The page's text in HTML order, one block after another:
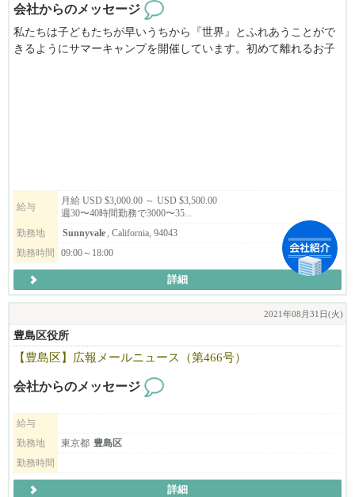
会社からのメッセージ
私たちは子どもたちが早いうちから『世界』とふれあうことがで
きるようにサマーキャンプを開催しています。初めて離れるお子
給与
月給 USD $3,000.00 ～ USD $3,500.00
週30〜40時間勤務で3000〜35...
勤務地
Sunnyvale, California, 94043
勤務時間
09:00～18:00
詳細
2021年08月31日(火)
豊島区役所
【豊島区】広報メールニュース（第466号）
会社からのメッセージ
給与
勤務地
東京都 豊島区
勤務時間
詳細